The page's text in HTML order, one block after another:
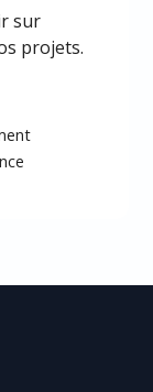
sur
projets.